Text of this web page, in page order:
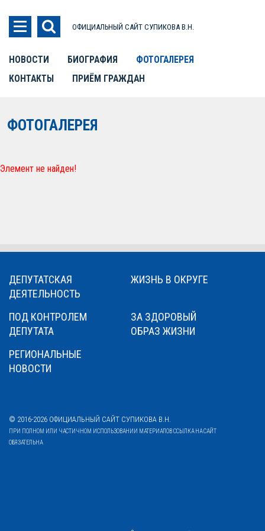
ОФИЦИАЛЬНЫЙ САЙТ СУПИКОВА В.Н.
НОВОСТИ БИОГРАФИЯ
ФОТОГАЛЕРЕЯ
КОНТАКТЫ
ПРИЁМ ГРАЖДАН
ФОТОГАЛЕРЕЯ
Элемент не найден!
ДЕПУТАТСКАЯ
ДЕЯТЕЛЬНОСТЬ
ЖИЗНЬ В ОКРУГЕ
ПОД КОНТРОЛЕМ
ДЕПУТАТА
ЗА ЗДОРОВЫЙ
ОБРАЗ ЖИЗНИ
РЕГИОНАЛЬНЫЕ
НОВОСТИ
© 2016-2026 ОФИЦИАЛЬНЫЙ САЙТ СУПИКОВА В.Н.
ПРИ ПОЛНОМ ИЛИ ЧАСТИЧНОМ ИСПОЛЬЗОВАНИИ МАТЕРИАЛОВ ССЫЛКА НА САЙТ
ОБЯЗАТЕЛЬНА